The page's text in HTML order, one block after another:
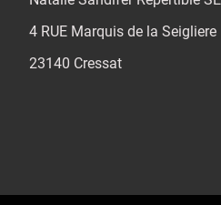
4 RUE Marquis de la Seigliere
23140 Cressat